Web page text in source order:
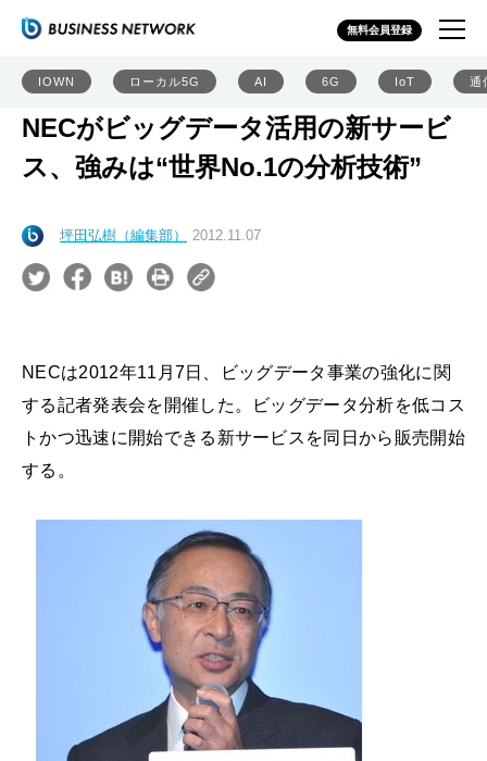
無料会員登録
IOWN ローカル5G AI 6G IoT 通
NECがビッグデータ活用の新サービ
ス、強みは“世界No.1の分析技術”
坪田弘樹（編集部） 2012.11.07
NECは2012年11月7日、ビッグデータ事業の強化に関
する記者発表会を開催した。ビッグデータ分析を低コス
トかつ迅速に開始できる新サービスを同日から販売開始
する。